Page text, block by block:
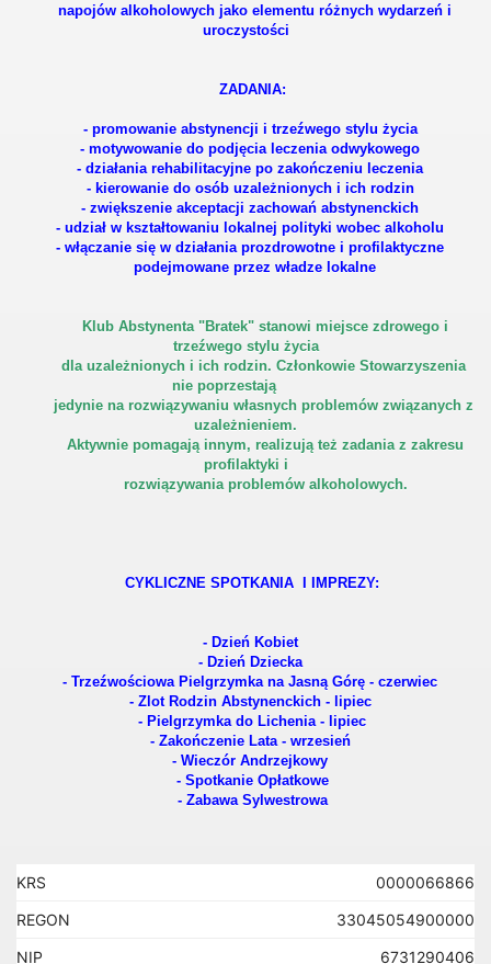
napojów alkoholowych jako elementu różnych wydarzeń i
uroczystości
ZADANIA:
- promowanie abstynencji i trzeźwego stylu życia
- motywowanie do podjęcia leczenia odwykowego
- działania rehabilitacyjne po zakończeniu leczenia
- kierowanie do osób uzależnionych i ich rodzin
- zwiększenie akceptacji zachowań abstynenckich
- udział w kształtowaniu lokalnej polityki wobec alkoholu
- włączanie się w działania prozdrowotne i profilaktyczne
podejmowane przez władze lokalne
Klub Abstynenta "Bratek" stanowi miejsce zdrowego i
trzeźwego stylu życia
dla uzależnionych i ich rodzin. Członkowie Stowarzyszenia
nie poprzestają
jedynie na rozwiązywaniu własnych problemów związanych z
uzależnieniem.
Aktywnie pomagają innym, realizują też zadania z zakresu
profilaktyki i
rozwiązywania problemów alkoholowych.
CYKLICZNE SPOTKANIA I IMPREZY:
- Dzień Kobiet
- Dzień Dziecka
- Trzeźwościowa Pielgrzymka na Jasną Górę - czerwiec
- Zlot Rodzin Abstynenckich - lipiec
- Pielgrzymka do Lichenia - lipiec
- Zakończenie Lata - wrzesień
- Wieczór Andrzejkowy
- Spotkanie Opłatkowe
- Zabawa Sylwestrowa
KRS
0000066866
REGON
33045054900000
NIP
6731290406